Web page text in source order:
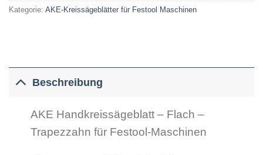
Kategorie: AKE-Kreissägeblätter für Festool Maschinen
Beschreibung
AKE Handkreissägeblatt – Flach –
Trapezzahn für Festool-Maschinen